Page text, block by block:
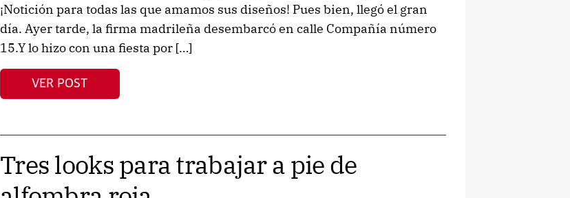
¡Notición para todas las que amamos sus diseños! Pues bien, llegó el gran
día. Ayer tarde, la firma madrileña desembarcó en calle Compañía número
15.Y lo hizo con una fiesta por […]
VER POST
Tres looks para trabajar a pie de